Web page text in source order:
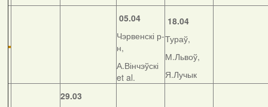
05.04
Чэрвенскі р-
н,
А.Вінчэўскі
et al.
18.04
Тураў,
М.Львоў,
Я.Лучык
29.03